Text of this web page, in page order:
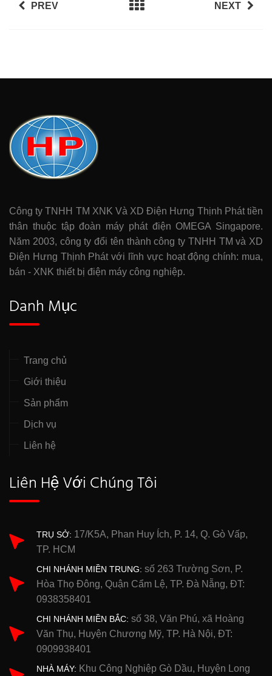
PREV NEXT
Công ty TNHH TM XNK Và XD Điện Hưng Thịnh Phát tiền
thân thuộc tập đoàn máy phát điện OMEGA Singapore.
Năm 2003, công ty đổi tên thành công ty TNHH TM và XD
Điện Hưng Thịnh Phát với lĩnh vực hoạt động chính: mua,
bán - XNK thiết bị điện máy công nghiệp.
Danh Mục
Trang chủ
Giới thiệu
Sản phẩm
Dịch vụ
Liên hệ
Liên Hệ Với Chúng Tôi
TRỤ SỞ: 17/K5A, Phan Huy Ích, P. 14, Q. Gò Vấp,
TP. HCM
CHI NHÁNH MIỀN TRUNG: số 263 Trường Sơn, P.
Hòa Thọ Đông, Quận Cẩm Lệ, TP. Đà Nẵng, ĐT:
0938358401
CHI NHÁNH MIỀN BẮC: số 38, Văn Phú, xã Hoàng
Văn Thụ, Huyện Chương Mỹ, TP. Hà Nội, ĐT:
0909938401
NHÀ MÁY: Khu Công Nghiệp Gò Dầu, Huyện Long